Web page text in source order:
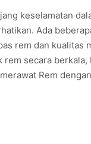
keselamatan
Ada
rem dan kualitas
secara berkala,
Rem